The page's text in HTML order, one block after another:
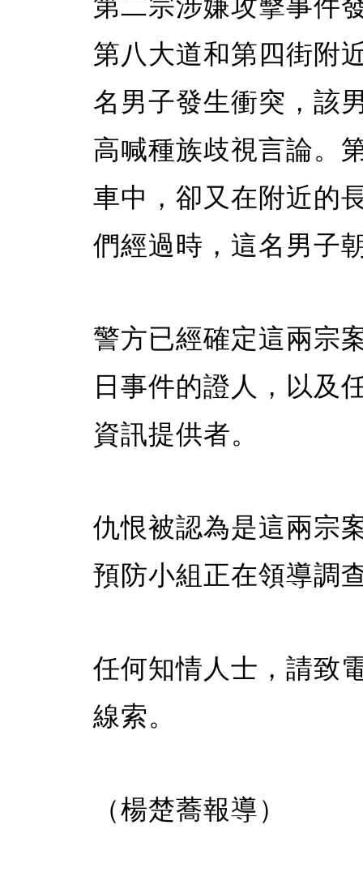
第二宗涉嫌攻擊事件
第八大道和第四街附
名男子發生衝突，該
高喊種族歧視言論。
車中，卻又在附近的
們經過時，這名男子
警方已經確定這兩宗
日事件的證人，以及
資訊提供者。
仇恨被認為是這兩宗
預防小組正在領導調
任何知情人士，請致
線索。
（楊楚蕎報導）